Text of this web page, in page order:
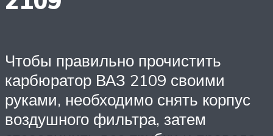
Чтобы правильно прочистить
карбюратор ВАЗ 2109 своими
руками, необходимо снять корпус
воздушного фильтра, затем